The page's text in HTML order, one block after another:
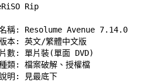
稱: Resolume Avenue 7.14.0
本: 英文/繁體中文版
數: 單片裝(單面 DVD)
類: 檔案破解、授權檔
明:
見最底下